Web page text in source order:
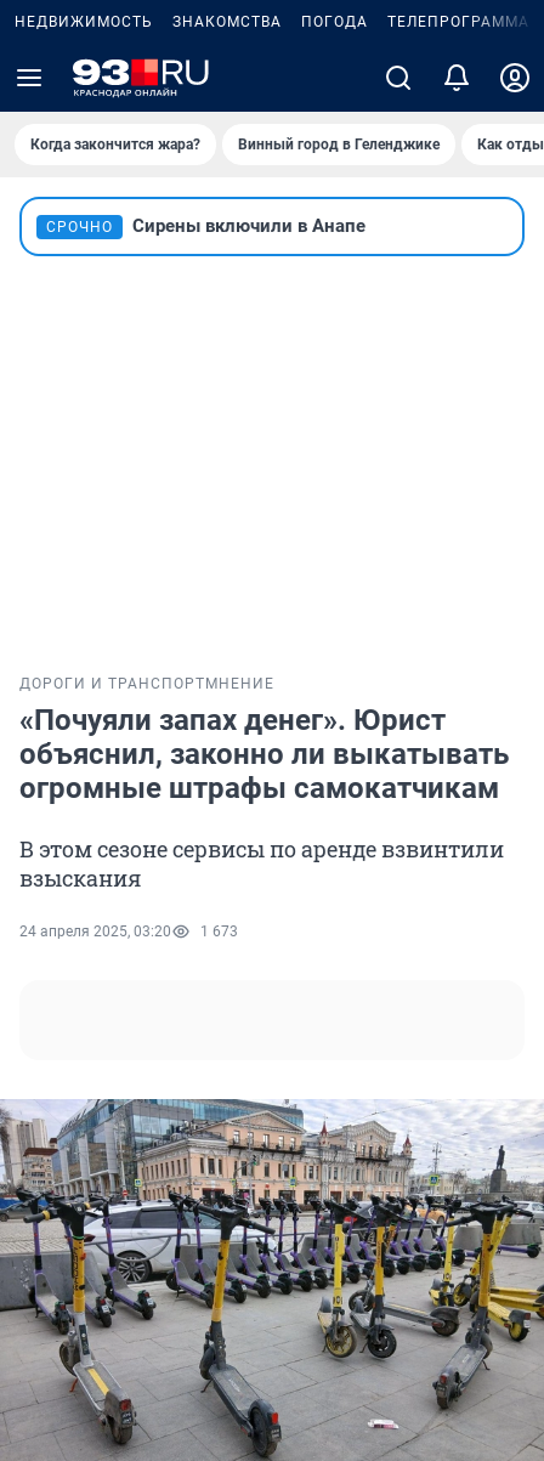
НЕДВИЖИМОСТЬ ЗНАКОМСТВА ПОГОДА ТЕЛЕПРОГРАММА
Когда закончится жара? Винный город в Геленджике Как
СРОЧНО Сирены включили в Анапе
ДОРОГИ И ТРАНСПОРТ МНЕНИЕ
«Почуяли запах денег». Юрист
объяснил, законно ли выкатывать
огромные штрафы самокатчикам
В этом сезоне сервисы по аренде взвинтили
взыскания
24 апреля 2025, 03:20 1 673